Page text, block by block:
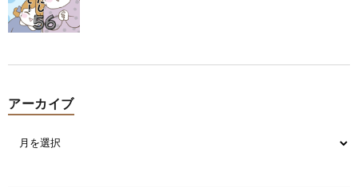
アーカイブ